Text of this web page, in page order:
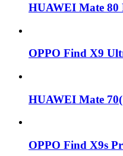
HUAWEI Mate 80
OPPO Find X9
HUAWEI Mate
OPPO Find X9s